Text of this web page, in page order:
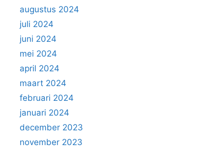
augustus 2024
juli 2024
juni 2024
mei 2024
april 2024
maart 2024
februari 2024
januari 2024
december 2023
november 2023